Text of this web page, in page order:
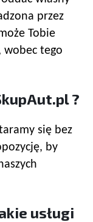
przez
Tobie
wobec tego
?
się bez
by
usługi